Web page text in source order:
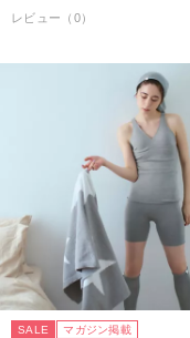
SALE マガジン掲載